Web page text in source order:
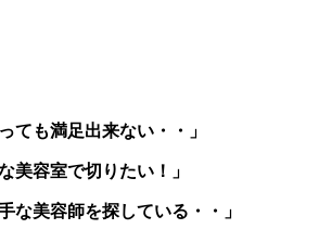
ても満足出来ない・・」
美容室で切りたい！」
な美容師を探している・・」